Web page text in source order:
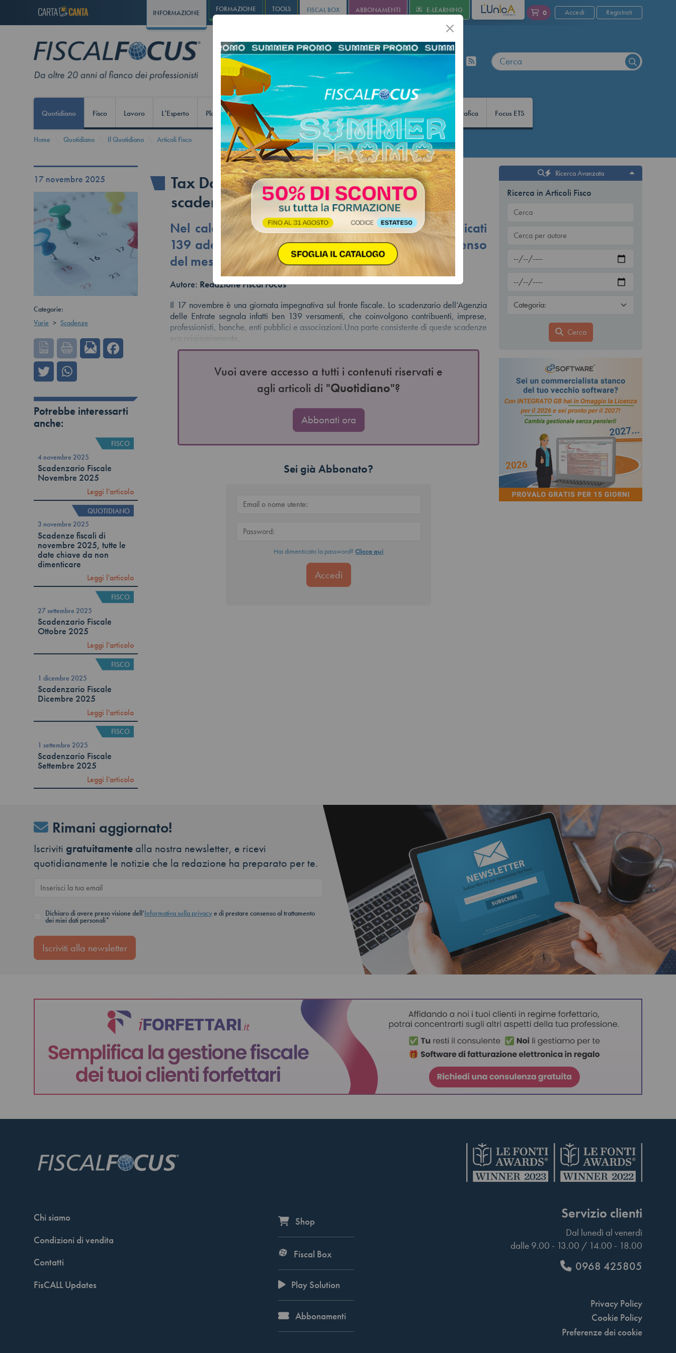
INFORMAZIONE FORMAZIONE TOOLS FISCAL BOX ABBONAMENTI E-LEARNING L'UNICA 0 Accedi Registrati
Quotidiano Fisco Lavoro L’Esperto Play Solution Infostudio Informa+ Agricoltura Revisione Infografica Focus ETS
Home Quotidiano Il Quotidiano Articoli Fisco
17 novembre 2025
Categorie:
Varie > Scadenze
Potrebbe interessarti
anche:
FISCO
4 novembre 2025
Scadenzario Fiscale
Novembre 2025
Leggi l'articolo
QUOTIDIANO
3 novembre 2025
Scadenze fiscali di
novembre 2025, tutte le
date chiave da non
dimenticare
Leggi l'articolo
FISCO
27 settembre 2025
Scadenzario Fiscale
Ottobre 2025
Leggi l'articolo
FISCO
1 dicembre 2025
Scadenzario Fiscale
Dicembre 2025
Leggi l'articolo
FISCO
1 settembre 2025
Scadenzario Fiscale
Settembre 2025
Leggi l'articolo
Tax Day del 17 novembre 2025, tutte le
scadenze fiscali
Nel calendario dell’Agenzia delle Entrate sono indicati
139 adempimenti: il 17 novembre è il giorno più intenso
del mese
Autore: Redazione Fiscal Focus
Il 17 novembre è una giornata impegnativa sul fronte fiscale. Lo scadenzario dell’Agenzia
delle Entrate segnala infatti ben 139 versamenti, che coinvolgono contribuenti, imprese,
professionisti, banche, enti pubblici e associazioni.Una parte consistente di queste scadenze
era originariamente…
Vuoi avere accesso a tutti i contenuti riservati e
agli articoli di "Quotidiano"?
Abbonati ora
Sei già Abbonato?
Hai dimenticato la password?Clicca qui
Ricerca Avanzata
Ricerca in Articoli Fisco
Cerca
Rimani aggiornato!
Iscriviti gratuitamente alla nostra newsletter, e ricevi
quotidianamente le notizie che la redazione ha preparato per te.
Dichiaro di avere preso visione dell’Informativa sulla privacye di prestare consenso al trattamento
dei miei dati personali*
Iscriviti alla newsletter
Chi siamo
Condizioni di vendita
Contatti
FisCALL Updates
Shop
Fiscal Box
Play Solution
Abbonamenti
Servizio clienti
Dal lunedì al venerdì
dalle 9.00 - 13.00 / 14.00 - 18.00
0968 425805
Privacy Policy
Cookie Policy
Preferenze dei cookie